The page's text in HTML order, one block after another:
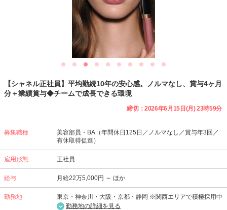
【シャネル正社員】平均勤続10年の安心感。ノルマなし、賞与4ヶ月
分＋業績賞与◆チームで成長できる環境
締切：2026年6月15日(月) 23時59分
募集職種
美容部員・BA（年間休日125日／ノルマなし／賞与年3回／
有休取得促進）
雇用形態 正社員
給与 月給22万5,000円 ～ ほか
勤務地
東京・神奈川・大阪・京都・静岡 ※関西エリアで積極採用中
勤務地の詳細を見る